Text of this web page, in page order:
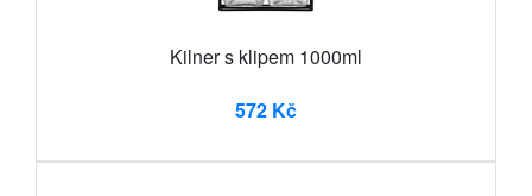
Kilner s klipem 1000ml
572 Kč